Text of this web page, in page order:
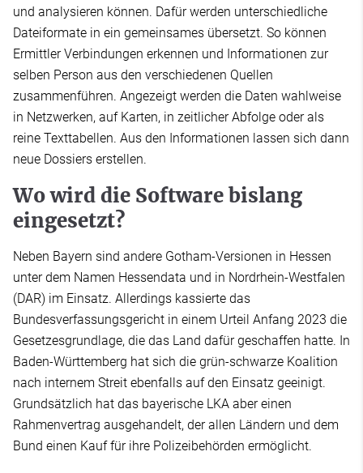
und analysieren können. Dafür werden unterschiedliche
Dateiformate in ein gemeinsames übersetzt. So können
Ermittler Verbindungen erkennen und Informationen zur
selben Person aus den verschiedenen Quellen
zusammenführen. Angezeigt werden die Daten wahlweise
in Netzwerken, auf Karten, in zeitlicher Abfolge oder als
reine Texttabellen. Aus den Informationen lassen sich dann
neue Dossiers erstellen.
Wo wird die Software bislang
eingesetzt?
Neben Bayern sind andere Gotham-Versionen in Hessen
unter dem Namen Hessendata und in Nordrhein-Westfalen
(DAR) im Einsatz. Allerdings kassierte das
Bundesverfassungsgericht in einem Urteil Anfang 2023 die
Gesetzesgrundlage, die das Land dafür geschaffen hatte. In
Baden-Württemberg hat sich die grün-schwarze Koalition
nach internem Streit ebenfalls auf den Einsatz geeinigt.
Grundsätzlich hat das bayerische LKA aber einen
Rahmenvertrag ausgehandelt, der allen Ländern und dem
Bund einen Kauf für ihre Polizeibehörden ermöglicht.